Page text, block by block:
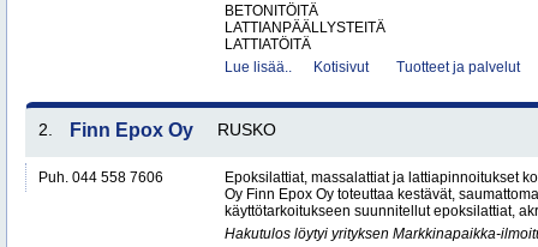
BETONITÖITÄ
LATTIANPÄÄLLYSTEITÄ
LATTIATÖITÄ
Lue lisää..
Kotisivut Tuotteet ja palvelut
2. Finn Epox Oy RUSKO
Puh. 044 558 7606
Epoksilattiat, massalattiat ja lattiapinnoitukset
Oy Finn Epox Oy toteuttaa kestävät,
käyttötarkoitukseen suunnitellut epoksilattiat,
Hakutulos löytyi yrityksen Markkinapaikka-